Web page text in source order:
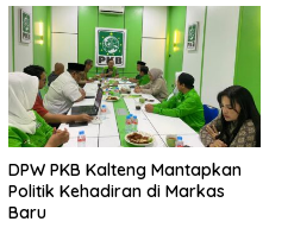
DPW PKB Kalteng Mantapkan
Politik Kehadiran di Markas
Baru